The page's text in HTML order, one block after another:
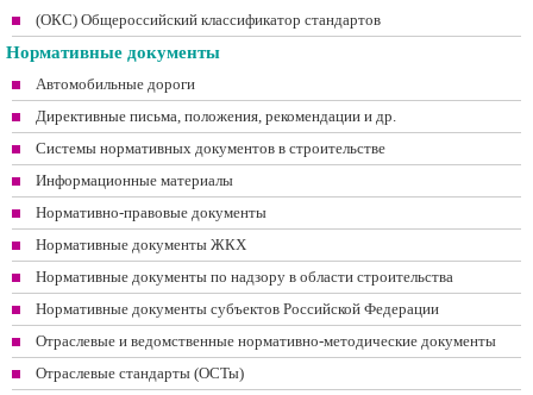
(ОКС) Общероссийский классификатор стандартов
Нормативные документы
Автомобильные дороги
Директивные письма, положения, рекомендации и др.
Системы нормативных документов в строительстве
Информационные материалы
Нормативно-правовые документы
Нормативные документы ЖКХ
Нормативные документы по надзору в области строительства
Нормативные документы субъектов Российской Федерации
Отраслевые и ведомственные нормативно-методические документы
Отраслевые стандарты (ОСТы)